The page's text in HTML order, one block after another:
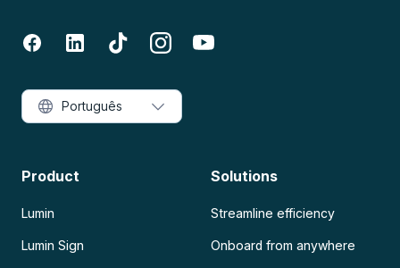
Product
Lumin
Lumin Sign
Solutions
Streamline efficiency
Onboard from anywhere
Português